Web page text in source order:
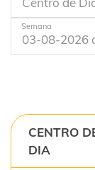
Semana
CENTRO
DIA